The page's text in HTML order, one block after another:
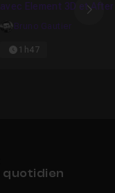
avec Element 3D et
Bruno Gautier
1h47